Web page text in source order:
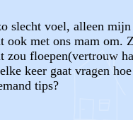
slecht voel, alleen
met ons mam om.
zou floepen(vertrouw
keer gaat vragen
tips?